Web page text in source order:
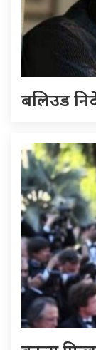
बलिउड